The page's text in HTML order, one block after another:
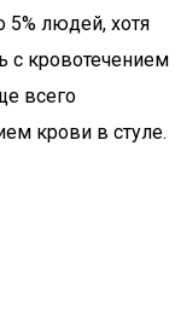
5% людей, хотя
с кровотечением
всего
крови в стуле.